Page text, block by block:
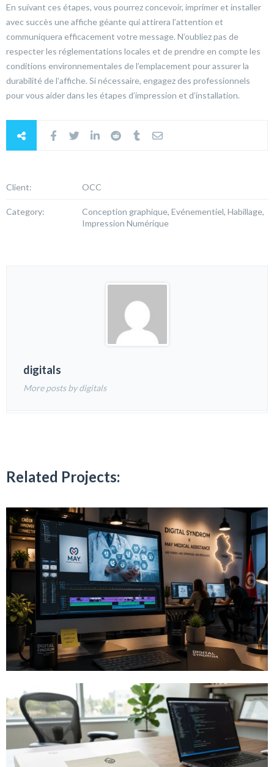
En suivant ces étapes, vous pourrez concevoir, imprimer et installer
avec succès une affiche géante qui attirera l’attention et
communiquera efficacement votre message. N’oubliez pas de
respecter les réglementations locales et de prendre en compte les
conditions environnementales de l’emplacement pour assurer la
durabilité de l’affiche. Si nécessaire, engagez des professionnels
pour vous aider dans les étapes d’impression et d’installation.
Client: OCC
Category:
Conception graphique, Evénementiel, Habillage,
Impression Numérique
digitals
More posts by digitals
Related Projects: